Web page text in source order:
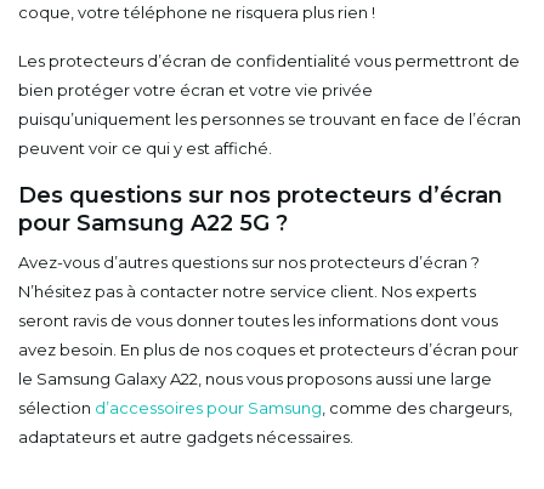
coque, votre téléphone ne risquera plus rien !
Les protecteurs d’écran de confidentialité vous permettront de
bien protéger votre écran et votre vie privée
puisqu’uniquement les personnes se trouvant en face de l’écran
peuvent voir ce qui y est affiché.
Des questions sur nos protecteurs d’écran
pour Samsung A22 5G ?
Avez-vous d’autres questions sur nos protecteurs d’écran ?
N’hésitez pas à contacter notre service client. Nos experts
seront ravis de vous donner toutes les informations dont vous
avez besoin. En plus de nos coques et protecteurs d’écran pour
le Samsung Galaxy A22, nous vous proposons aussi une large
sélection d’accessoires pour Samsung , comme des chargeurs,
adaptateurs et autre gadgets nécessaires.